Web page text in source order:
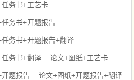
务书+工艺卡
务书+开题报告
务书+开题报告+翻译
务书+翻译 论文+图纸+工艺卡
题报告 论文+图纸+开题报告+翻译